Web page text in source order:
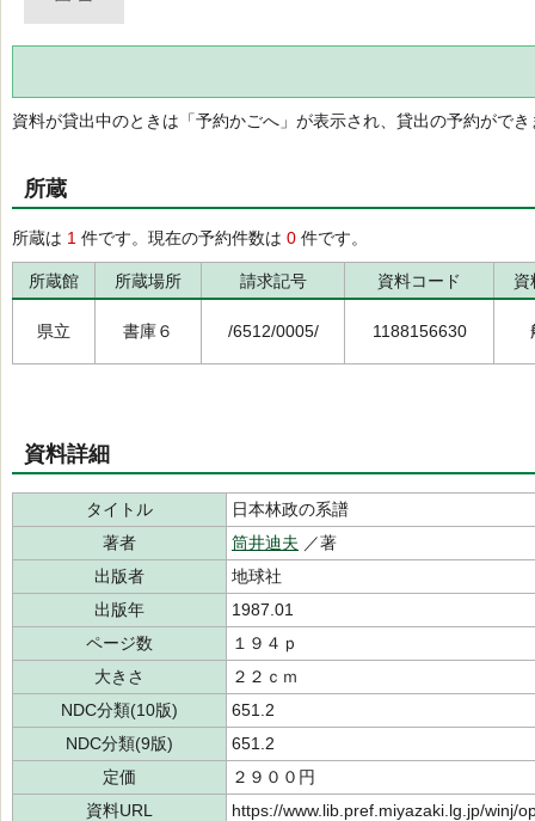
資料が貸出中のときは「予約かごへ」が表示され、貸出の予約ができ
所蔵
所蔵は 1 件です。現在の予約件数は 0 件です。
所蔵館 所蔵場所 請求記号 資料コード 資
県立 書庫６ /6512/0005/ 1188156630
資料詳細
タイトル
日本林政の系譜
著者
筒井迪夫 ／著
出版者
地球社
出版年
1987.01
ページ数
１９４ｐ
大きさ
２２ｃｍ
NDC分類(10版)
651.2
NDC分類(9版)
651.2
定価
２９００円
資料URL
https://www.lib.pref.miyazaki.lg.jp/winj/